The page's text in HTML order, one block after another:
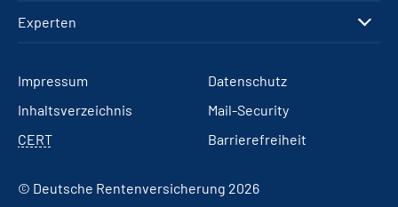
Experten
Impressum
Datenschutz
Inhaltsverzeichnis
Mail-Security
CERT
Barrierefreiheit
© Deutsche Rentenversicherung 2026